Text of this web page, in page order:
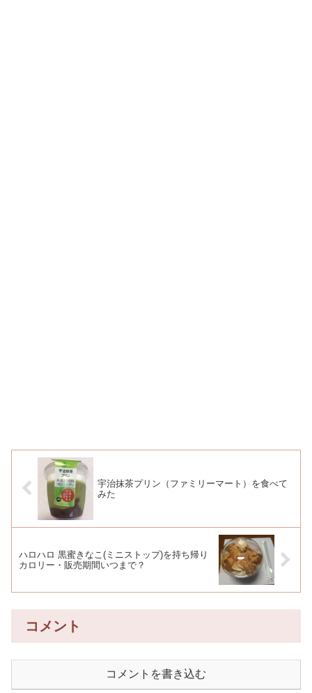
宇治抹茶プリン（ファミリーマート）を食べて
みた
ハロハロ 黒蜜きなこ(ミニストップ)を持ち帰り
カロリー・販売期間いつまで？
コメント
コメントを書き込む